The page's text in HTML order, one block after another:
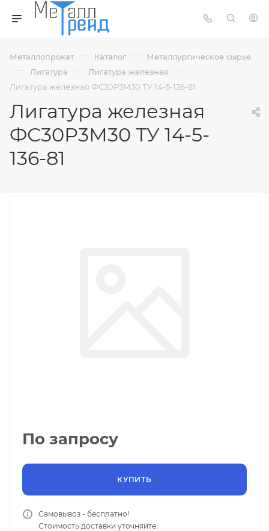
Металлопрокат — Каталог — Металлургическое сырье
— Лигатура — Лигатура железная —
Лигатура железная ФС30Р3М30 ТУ 14-5-136-81
Лигатура железная
ФС30Р3М30 ТУ 14-5-
136-81
По запросу
КУПИТЬ
Самовывоз - бесплатно!
Стоимость доставки уточняйте.